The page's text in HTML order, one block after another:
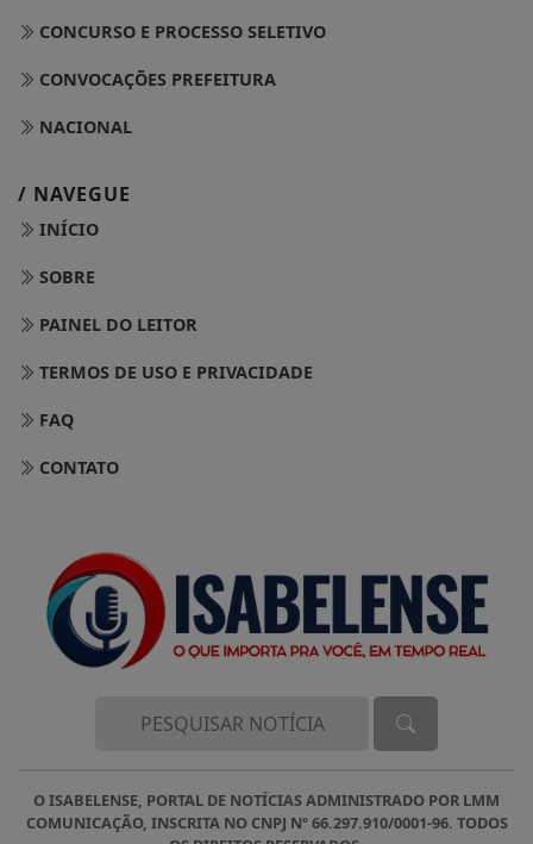
CONCURSO E PROCESSO SELETIVO
CONVOCAÇÕES PREFEITURA
NACIONAL
/ NAVEGUE
INÍCIO
SOBRE
PAINEL DO LEITOR
TERMOS DE USO E PRIVACIDADE
FAQ
CONTATO
O ISABELENSE, PORTAL DE NOTÍCIAS ADMINISTRADO POR LMM
COMUNICAÇÃO, INSCRITA NO CNPJ Nº 66.297.910/0001-96. TODOS